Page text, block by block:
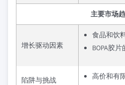
主要市场
增长驱动因素
食品和饮
BOPA胶
陷阱与挑战 高价和有